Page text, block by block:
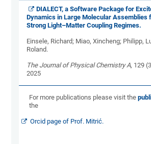
DIALECT, a Software Package for
Dynamics in Large Molecular Assemblies
Strong Light–Matter Coupling Regimes.
Einsele, Richard; Miao, Xincheng; Philipp,
Roland.
The Journal of Physical Chemistry A, 129
2025
For more publications please visit the
the
Orcid page of Prof. Mitrić.